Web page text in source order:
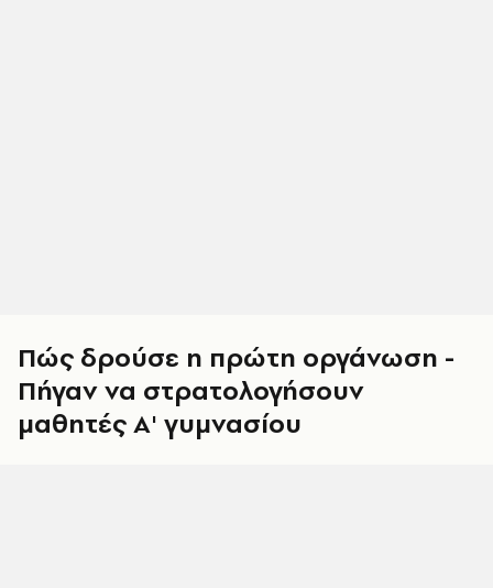
Πώς δρούσε η πρώτη οργάνωση -
Πήγαν να στρατολογήσουν
μαθητές Α' γυμνασίου